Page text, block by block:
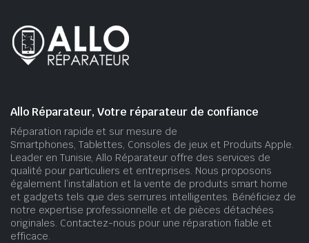
Allo Réparateur, Votre réparateur de confiance
Réparation rapide et sur mesure de
Smartphones, Tablettes, Consoles de jeux et Produits Apple.
Leader en Tunisie, Allo Réparateur offre des services de
qualité pour particuliers et entreprises. Nous proposons
également l’installation et la vente de produits smart home
et gadgets tels que des serrures intelligentes. Bénéficiez de
notre expertise professionnelle et de pièces détachées
originales. Contactez-nous pour une réparation fiable et
efficace.